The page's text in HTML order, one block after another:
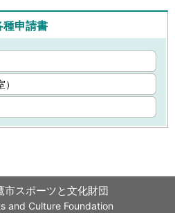
種申請書
市スポーツと文化財団
and Culture Foundation